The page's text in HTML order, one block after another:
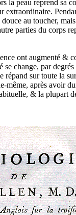
la peau reprend sa
extraordinaire.
au toucher,
parties du corps
ont augmenté &
change, par
répand sur toute la
même, après avoir
& la plupart